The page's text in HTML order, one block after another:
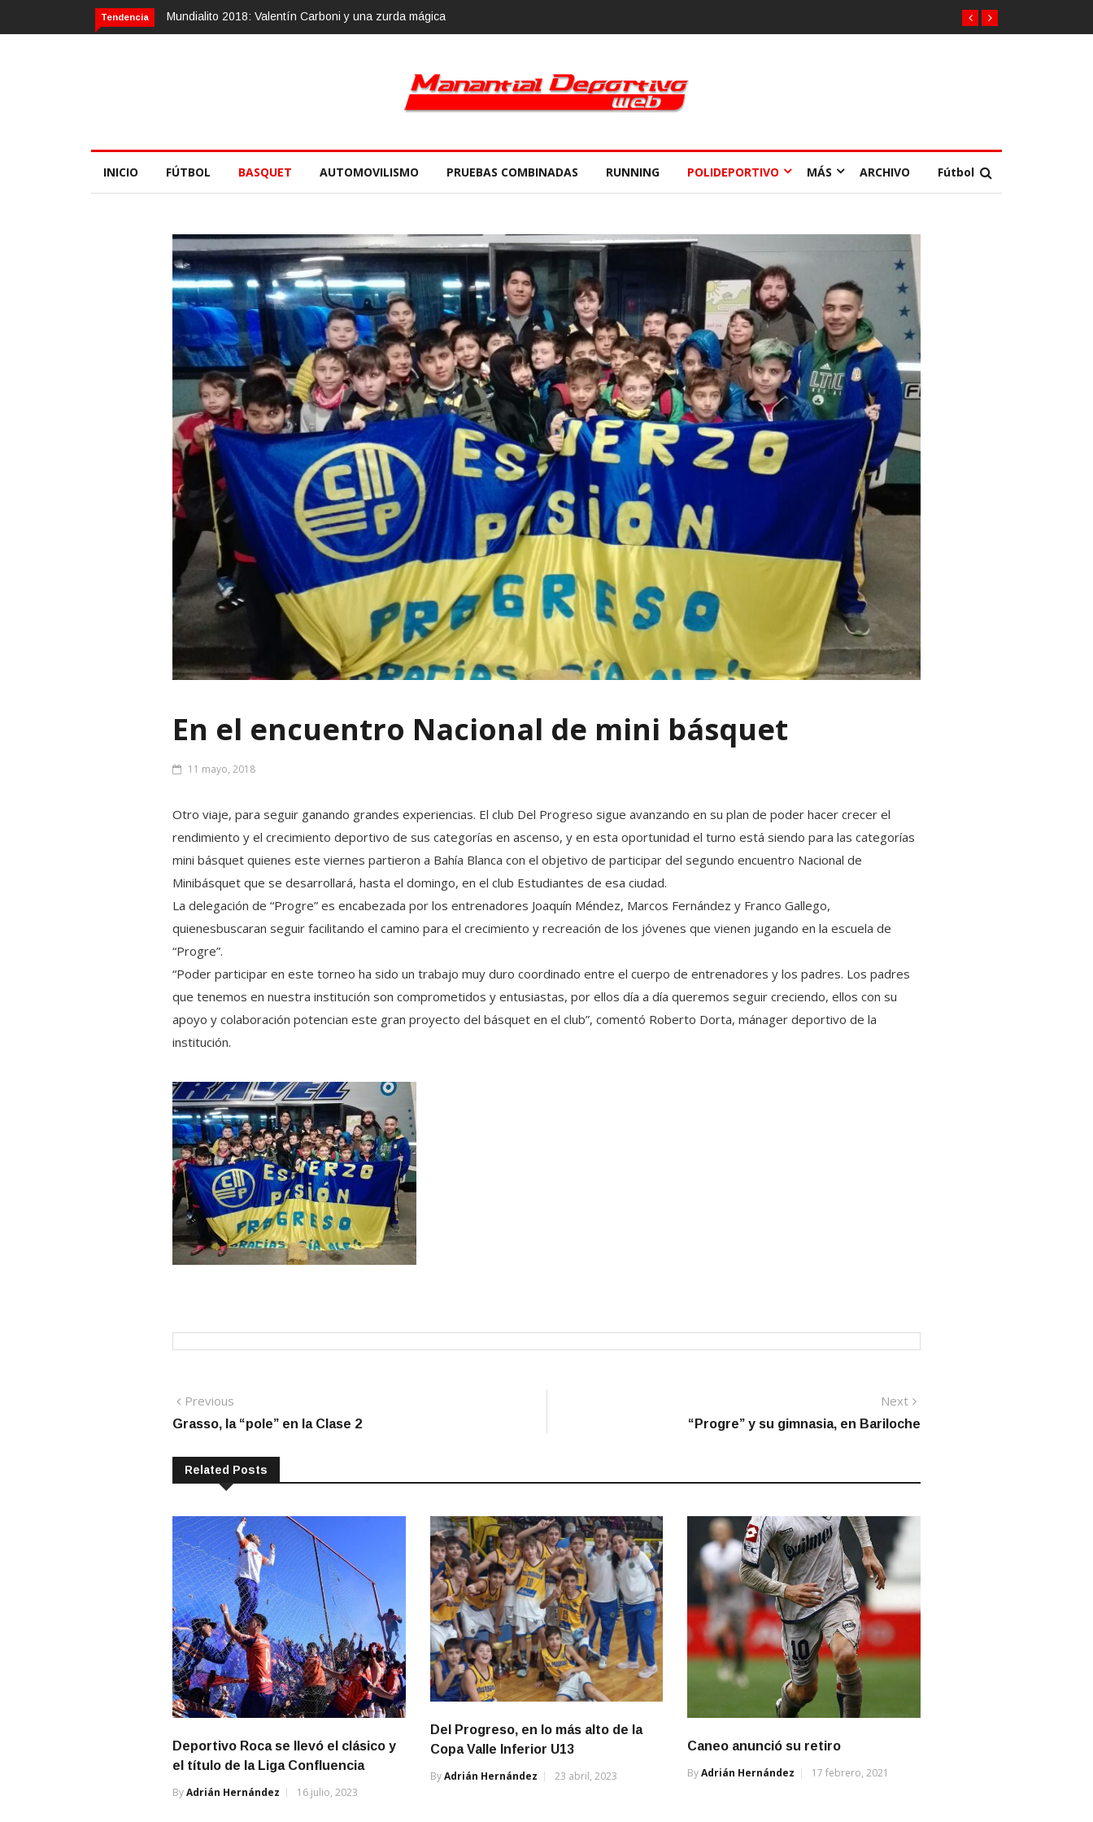
Tendencia
Valentín Carboni y una zurda mágica Calvario Race 2018, 10 de noviembre
INICIO FÚTBOL BASQUET AUTOMOVILISMO PRUEBAS COMBINADAS RUNNING POLIDEPORTIVO MÁS ARCHIVO Fútbol
En el encuentro Nacional de mini básquet
11 mayo, 2018
Otro viaje, para seguir ganando grandes experiencias. El club Del Progreso sigue avanzando en su plan de poder hacer crecer el
rendimiento y el crecimiento deportivo de sus categorías en ascenso, y en esta oportunidad el turno está siendo para las categorías
mini básquet quienes este viernes partieron a Bahía Blanca con el objetivo de participar del segundo encuentro Nacional de
Minibásquet que se desarrollará, hasta el domingo, en el club Estudiantes de esa ciudad.
La delegación de “Progre” es encabezada por los entrenadores Joaquín Méndez, Marcos Fernández y Franco Gallego,
quienesbuscaran seguir facilitando el camino para el crecimiento y recreación de los jóvenes que vienen jugando en la escuela de
“Progre”.
“Poder participar en este torneo ha sido un trabajo muy duro coordinado entre el cuerpo de entrenadores y los padres. Los padres
que tenemos en nuestra institución son comprometidos y entusiastas, por ellos día a día queremos seguir creciendo, ellos con su
apoyo y colaboración potencian este gran proyecto del básquet en el club”, comentó Roberto Dorta, mánager deportivo de la
institución.
Navegación
de
entradas
Previous
post:
Grasso, la “pole” en la Clase 2
Next
“Progre” y su gimnasia, en Bariloche
Related Posts
Deportivo Roca se llevó el clásico y
el título de la Liga Confluencia
ByAdrián Hernández 16 julio, 2023
Del Progreso, en lo más alto de la
Copa Valle Inferior U13
ByAdrián Hernández 23 abril, 2023
Caneo anunció su retiro
ByAdrián Hernández 17 febrero, 2021